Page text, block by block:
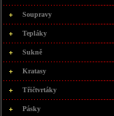
Soupravy
Tepláky
Sukně
Kratasy
Třičtvrtáky
Pásky